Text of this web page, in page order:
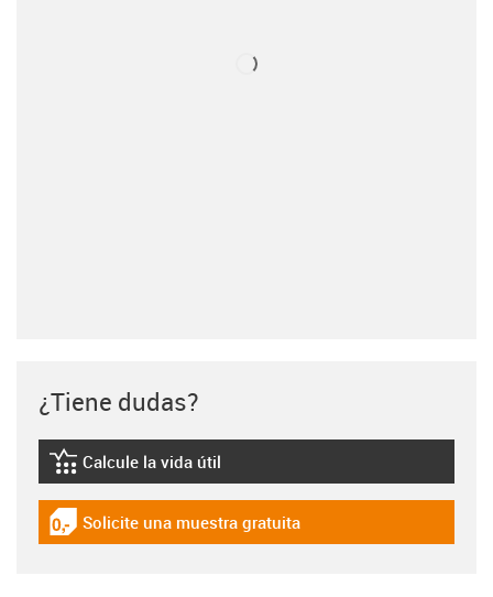
¿Tiene dudas?
igus-icon-lebensdauerrechner
Calcule la vida útil
igus-icon-gratismuster
Solicite una muestra gratuita